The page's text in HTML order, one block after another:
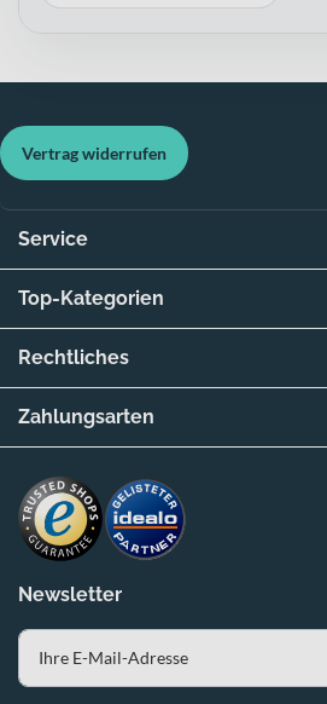
Newsletter
Vertrag widerrufen
Service
Top-Kategorien
Rechtliches
Zahlungsarten